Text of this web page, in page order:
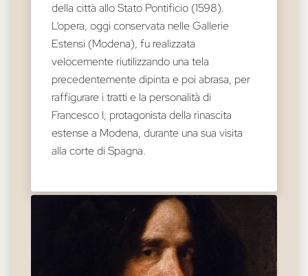
della città allo Stato Pontificio (1598).
L’opera, oggi conservata nelle Gallerie
Estensi (Modena), fu realizzata
velocemente riutilizzando una tela
precedentemente dipinta e poi abrasa, per
raffigurare i tratti e la personalità di
Francesco I, protagonista della rinascita
estense a Modena, durante una sua visita
alla corte di Spagna.